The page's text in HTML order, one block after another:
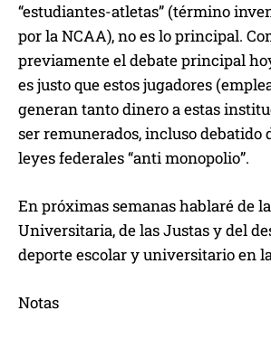
“estudiantes-atletas” (término
por la NCAA), no es lo principal.
previamente el debate principal
es justo que estos jugadores
generan tanto dinero a estas
ser remunerados, incluso debatido
leyes federales “anti monopolio”.
En próximas semanas hablaré de
Universitaria, de las Justas y del
deporte escolar y universitario en
Notas